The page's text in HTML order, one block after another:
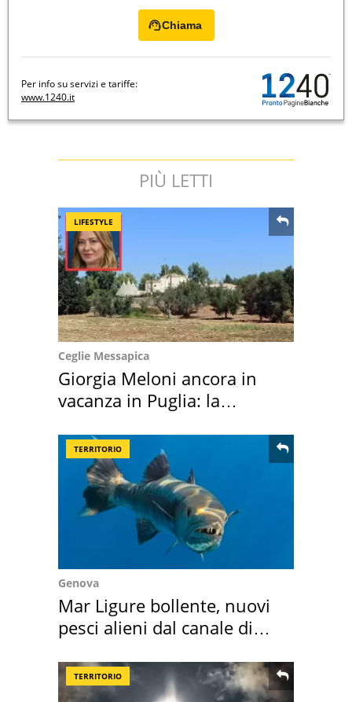
Chiama
Per info su servizi e tariffe:
www.1240.it
PIÙ LETTI
LIFESTYLE
Ceglie Messapica
Giorgia Meloni ancora in
vacanza in Puglia: la
TERRITORIO
Genova
Mar Ligure bollente, nuovi
pesci alieni dal canale di
TERRITORIO